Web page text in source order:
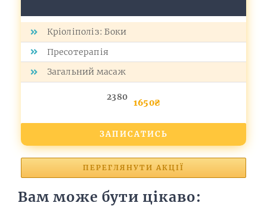
Кріоліполіз: Боки
Пресотерапія
Загальний масаж
2380
1650₴
ЗАПИСАТИСЬ
ПЕРЕГЛЯНУТИ АКЦІЇ
Вам може бути цікаво: